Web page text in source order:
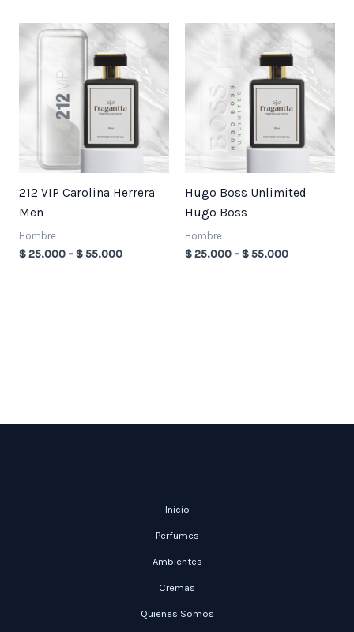
212 VIP Carolina Herrera
Men
Hombre
$25,000 –$55,000
Price
$ 25,000
through
$ 55,000
Hugo Boss Unlimited
Hugo Boss
Hombre
$25,000 –$55,000
Price
$ 25,000
through
$ 55,000
Inicio
Perfumes
Ambientes
Cremas
Quienes Somos